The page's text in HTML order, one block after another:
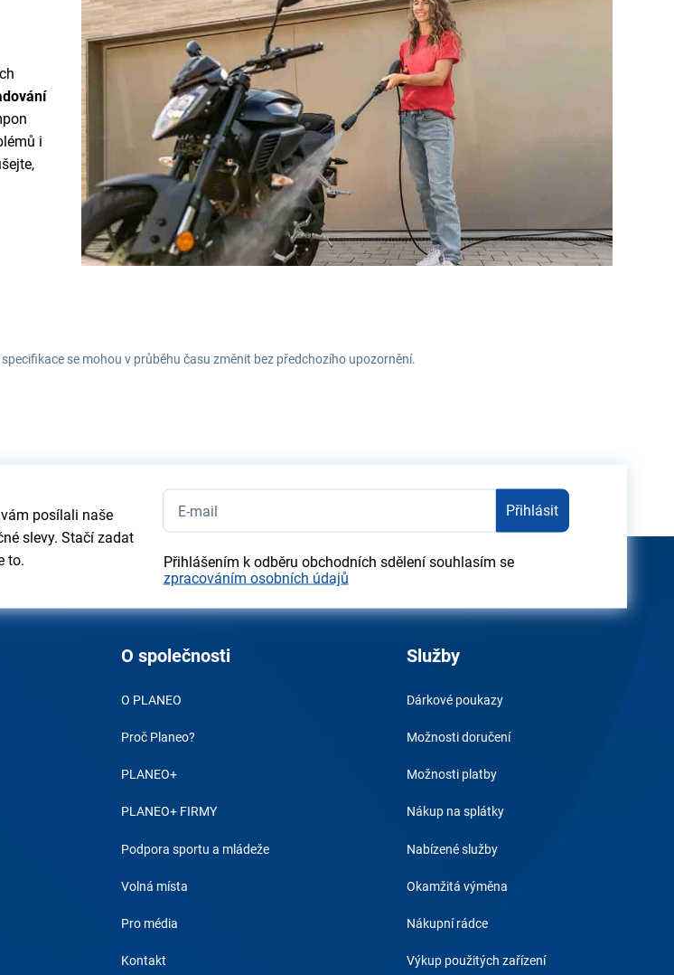
i
se mohou v průběhu času změnit bez předchozího upozornění.
posílali naše
slevy. Stačí zadat
to.
Přihlásit
Přihlášením k odběru obchodních sdělení souhlasím se
zpracováním osobních údajů
O společnosti
O PLANEO
Proč Planeo?
PLANEO+
PLANEO+ FIRMY
Podpora sportu a mládeže
Volná místa
Pro média
Kontakt
Služby
Dárkové poukazy
Možnosti doručení
Možnosti platby
Nákup na splátky
Nabízené služby
Okamžitá výměna
Nákupní rádce
Výkup použitých zařízení